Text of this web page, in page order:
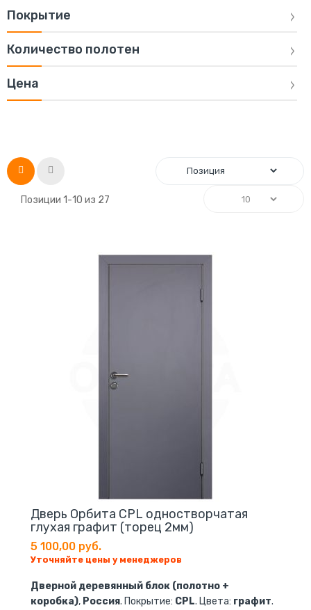
Покрытие
Количество полотен
Цена
Список
Позиции 1-10 из 27
Дверь Орбита CPL одностворчатая
глухая графит (торец 2мм)
5 100,00 руб.
Уточняйте цены у менеджеров
Дверной деревянный блок (полотно +
коробка), Россия. Покрытие: CPL. Цвета: графит.